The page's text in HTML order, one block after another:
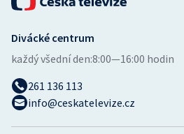
Divácké centrum
každý všední den:8:00—16:00 hodin
261 136 113
info@ceskatelevize.cz